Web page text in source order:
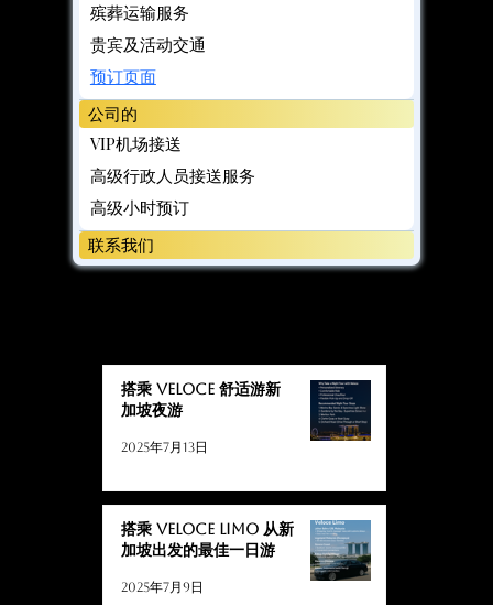
殡葬运输服务
贵宾及活动交通
预订页面
公司的
VIP机场接送
高级行政人员接送服务
高级小时预订
联系我们
搭乘 Veloce 舒适游新
加坡夜游
2025年7月13日
搭乘 Veloce Limo 从新
加坡出发的最佳一日游
2025年7月9日